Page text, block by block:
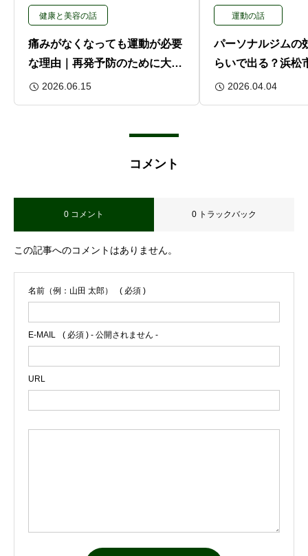
健康と美容の話
痛みがなくなっても運動が必要
な理由｜再発予防のために大切
なこと
2026.06.15
運動の話
パーソナルジムの
らいで出る？浜松
化を感じる期間
2026.04.04
コメント
0 コメント 0 トラックバック
この記事へのコメントはありません。
名前（例：山田 太郎） ( 必須 )
E-MAIL ( 必須 ) - 公開されません -
URL